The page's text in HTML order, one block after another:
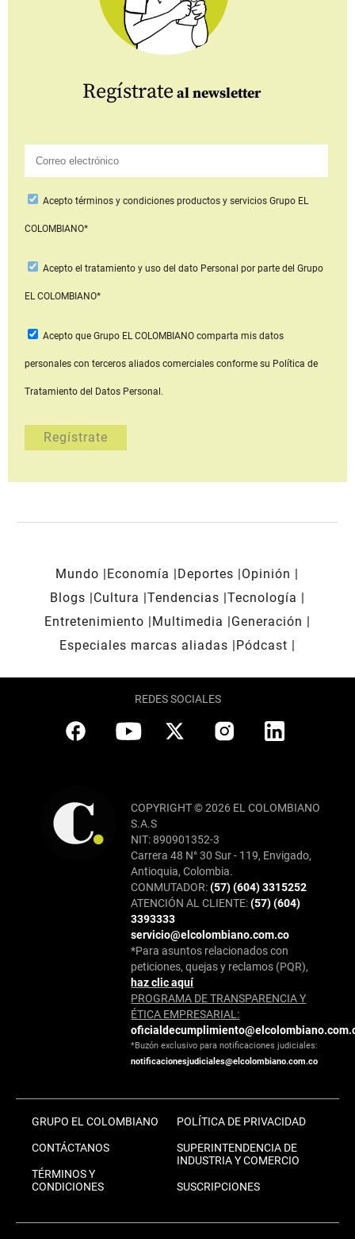
Regístrate al newsletter
Aceptotérminos y condiciones productos y serviciosGrupo EL
COLOMBIANO*
Acepto el tratamiento y uso del dato Personal por parte del Grupo
EL COLOMBIANO*
Acepto que Grupo EL COLOMBIANOcomparta mis datos
personales con terceros aliados comerciales conforme su Política de
Tratamiento del Datos Personal.
Mundo Economía Deportes
Opinión
Blogs
Cultura Tendencias Tecnología
Entretenimiento
Multimedia
Generación
Especiales marcas aliadas
Pódcast
REDES SOCIALES
COPYRIGHT © 2026 EL COLOMBIANO
S.A.S
NIT: 890901352-3
Carrera 48 N° 30 Sur - 119, Envigado,
Antioquia, Colombia.
CONMUTADOR:(57) (604) 3315252
ATENCIÓN AL CLIENTE:(57) (604)
3393333
servicio@elcolombiano.com.co
*Para asuntos relacionados con
peticiones, quejas y reclamos (PQR),
haz clic aquí
PROGRAMA DE TRANSPARENCIA Y
ÉTICA EMPRESARIAL:
*Buzón exclusivo para notificaciones judiciales:
notificacionesjudiciales@elcolombiano.com.co
GRUPO EL COLOMBIANO
CONTÁCTANOS
TÉRMINOS Y
CONDICIONES
POLÍTICA DE PRIVACIDAD
SUPERINTENDENCIA DE
INDUSTRIA Y COMERCIO
SUSCRIPCIONES